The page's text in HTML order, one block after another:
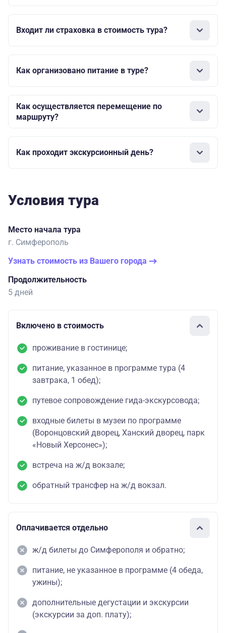
Входит ли страховка в стоимость тура?
Как организовано питание в туре?
Как осуществляется перемещение по
маршруту?
Как проходит экскурсионный день?
Условия тура
Место начала тура
г. Симферополь
Узнать стоимость из Вашего города
Продолжительность
5 дней
Включено в стоимость
проживание в гостинице;
питание, указанное в программе тура (4
завтрака, 1 обед);
путевое сопровождение гида-экскурсовода;
входные билеты в музеи по программе
(Воронцовский дворец, Ханский дворец, парк
«Новый Херсонес»);
встреча на ж/д вокзале;
обратный трансфер на ж/д вокзал.
Оплачивается отдельно
ж/д билеты до Симферополя и обратно;
питание, не указанное в программе (4 обеда,
ужины);
дополнительные дегустации и экскурсии
(экскурсии за доп. плату);